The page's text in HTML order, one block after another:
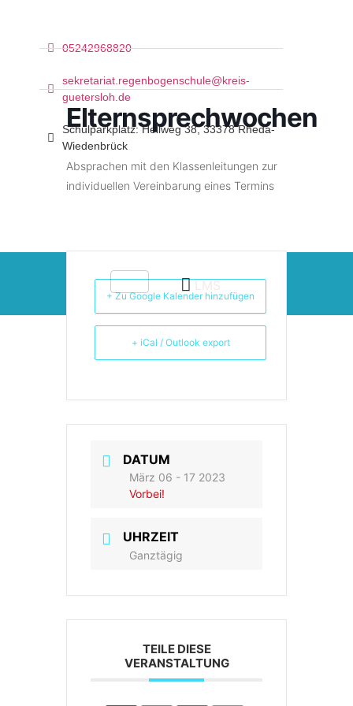
05242968820
sekretariat.regenbogenschule@kreis-
guetersloh.de
Schulparkplatz: Hellweg 38, 33378 Rheda-
Wiedenbrück
Elternsprechwochen
Absprachen mit den Klassenleitungen zur
individuellen Vereinbarung eines Termins
+ Zu Google Kalender hinzufügen
+ iCal / Outlook export
DATUM
März 06 - 17 2023
Vorbei!
UHRZEIT
Ganztägig
TEILE DIESE
VERANSTALTUNG